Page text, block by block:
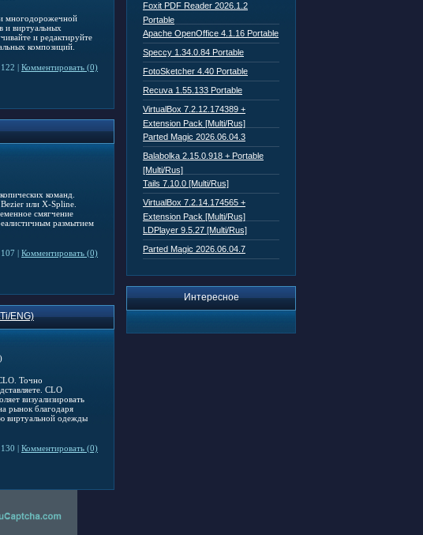
Foxit PDF Reader 2026.1.2
Portable
Apache OpenOffice 4.1.16 Portable
Speccy 1.34.0.84 Portable
FotoSketcher 4.40 Portable
Recuva 1.55.133 Portable
VirtualBox 7.2.12.174389 +
Extension Pack [Multi/Rus]
Parted Magic 2026.06.04.3
Balabolka 2.15.0.918 + Portable
[Multi/Rus]
Tails 7.10.0 [Multi/Rus]
VirtualBox 7.2.14.174565 +
Extension Pack [Multi/Rus]
LDPlayer 9.5.27 [Multi/Rus]
Parted Magic 2026.06.04.7
Интересное
многодорожечной
и виртуальных
и редактируйте
композиций.
| Комментировать (0)
команд.
или X-Spline.
смягчение
размытием
| Комментировать (0)
ENG)
Точно
CLO
визуализировать
рынок благодаря
виртуальной одежды
| Комментировать (0)